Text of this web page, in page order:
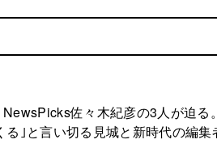
佐々木紀彦の3人が迫る。
｣と言い切る見城と新時代の編集